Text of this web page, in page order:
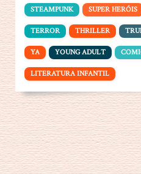
STEAMPUNK SUPER HERÓIS
TERROR THRILLER
YA YOUNG ADULT
LITERATURA INFANTIL